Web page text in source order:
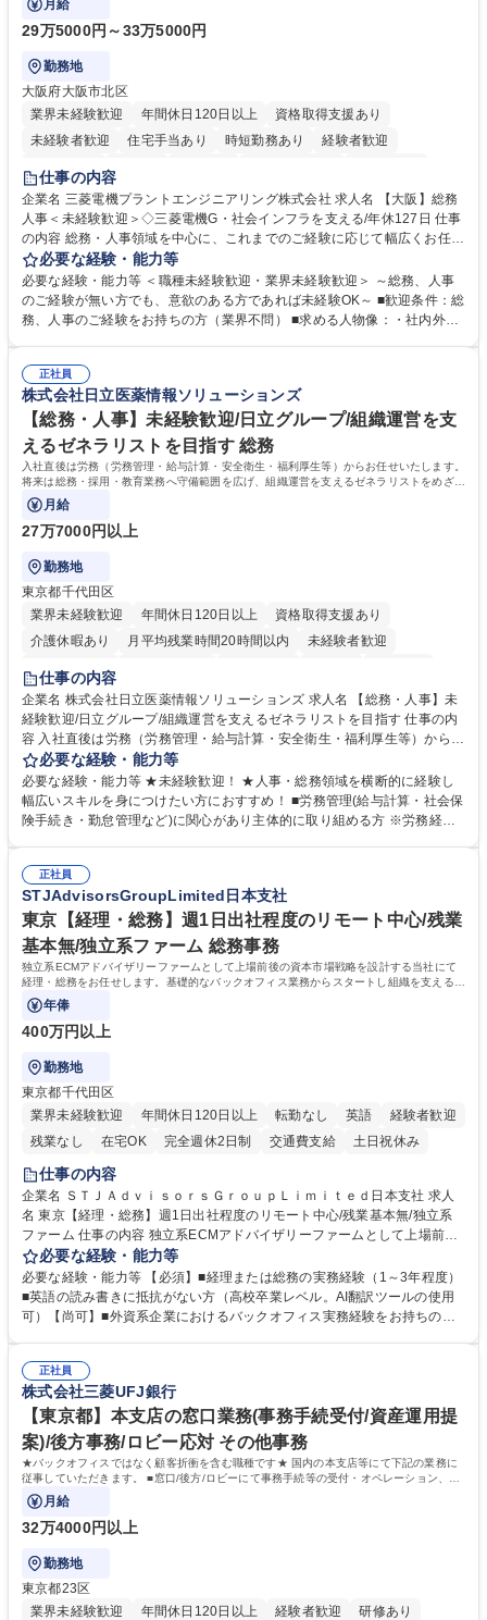
月給
29万5000円～33万5000円
勤務地
大阪府大阪市北区
業界未経験歓迎
年間休日120日以上
資格取得支援あり
未経験者歓迎
住宅手当あり 時短勤務あり
経験者歓迎
退職金あり
駅近5分以内
土日祝休み 服装自由 寮・社宅あり 食事補助あり
仕事の内容
企業名 三菱電機プラントエンジニアリング株式会社 求人名 【大阪】総務
人事＜未経験歓迎＞◇三菱電機G・社会インフラを支える/年休127日 仕事
の内容 総務・人事領域を中心に、これまでのご経験に応じて幅広くお任せ
します。 ＜具体的には＞ ・総務/人事労務（給与・社保・勤怠管理など）
・採用・教育研修 ・福利厚生運用 など ※基本的には事務所勤務ですが、
採用や教育等の業務内容により、関西圏以外への日帰り・宿泊を伴う国内
出張もございます。 ※担当業務を持ちつつ、お互いに助け合いながら、総
必要な経験・能力等
必要な経験・能力等 ＜職種未経験歓迎・業界未経験歓迎＞ ～総務、人事
のご経験が無い方でも、意欲のある方であれば未経験OK～ ■歓迎条件：総
務、人事のご経験をお持ちの方（業界不問） ■求める人物像：・社内外の
正社員
株式会社日立医薬情報ソリューションズ
【総務・人事】未経験歓迎/日立グループ/組織運営を支
えるゼネラリストを目指す 総務
入社直後は労務（労務管理・給与計算・安全衛生・福利厚生等）からお任せいたします。
将来は総務・採用・教育業務へ守備範囲を広げ、組織運営を支えるゼネラリストをめざせ
ます。
月給
27万7000円以上
勤務地
東京都千代田区
業界未経験歓迎
年間休日120日以上
資格取得支援あり
介護休暇あり
月平均残業時間20時間以内
未経験者歓迎
住宅手当あり
育休あり
完全週休2日制 交通費支給 土日祝休み 寮・社宅あり
仕事の内容
企業名 株式会社日立医薬情報ソリューションズ 求人名 【総務・人事】未
経験歓迎/日立グループ/組織運営を支えるゼネラリストを目指す 仕事の内
容 入社直後は労務（労務管理・給与計算・安全衛生・福利厚生等）からお
任せいたします。将来は総務・採用・教育業務へ守備範囲を広げ、組織運
営を支えるゼネラリストをめざせます。 ・初期業務：労働時間管理、給与
計算、社会保険対応、福利厚生管理、安全衛生、健康経営推進等をお任せ
します。ご経験に応じて、休職者管理など、幅広く経験を積んでいただき
幅広く経験を積みたい意欲がある方に最適な環境です。 募集職種 【総
務・人事】未経験歓迎/日立グループ/組織運営を支えるゼネラリストを目
指す
必要な経験・能力等
必要な経験・能力等 ★未経験歓迎！ ★人事・総務領域を横断的に経験し
幅広いスキルを身につけたい方におすすめ！ ■労務管理(給与計算・社会保
険手続き・勤怠管理など)に関心があり主体的に取り組める方 ※労務経験
のご経験 ■労務管理（給与計算・社会保険手続き・勤怠管理など）の経験
■衛生管理者の資格をお持ちの方 学歴・資格 学歴：大学院 大学 高専 短大
専修学校 高校 語学力： 資格：
正社員
STJAdvisorsGroupLimited日本支社
東京【経理・総務】週1日出社程度のリモート中心/残業
基本無/独立系ファーム 総務事務
独立系ECMアドバイザリーファームとして上場前後の資本市場戦略を設計する当社にて
経理・総務をお任せします。基礎的なバックオフィス業務からスタートし組織を支える専
任担当として広く活躍できる環境です。
年俸
400万円以上
勤務地
東京都千代田区
業界未経験歓迎
年間休日120日以上 転勤なし 英語
経験者歓迎
残業なし
在宅OK 完全週休2日制 交通費支給 土日祝休み
仕事の内容
企業名 ＳＴＪＡｄｖｉｓｏｒｓＧｒｏｕｐＬｉｍｉｔｅｄ日本支社 求人
名 東京【経理・総務】週1日出社程度のリモート中心/残業基本無/独立系
ファーム 仕事の内容 独立系ECMアドバイザリーファームとして上場前後
の資本市場戦略を設計する当社にて経理・総務をお任せします。基礎的な
バックオフィス業務からスタートし組織を支える専任担当として広く活躍
できる環境です。 ■日常経理、月次および年次決算サポート業務 ■本国
（グローバル）との英文メール対応（AI翻訳ツール等を使用しての対応で
業務をお任せします。残業も基本的には発生せず、ご自身のペースで業務
を進めやすく定着率の高い環境です。 募集職種 東京【経理・総務】週1日
出社程度のリモート中心/残業基本無/独立系ファーム
必要な経験・能力等
必要な経験・能力等 【必須】■経理または総務の実務経験（1～3年程度）
■英語の読み書きに抵抗がない方（高校卒業レベル。AI翻訳ツールの使用
可）【尚可】■外資系企業におけるバックオフィス実務経験をお持ちの方
【働き方について】現在は週4日程度の在宅勤務を実施しており、ワーク
ライフバランスを重視する方に最適な環境です（フルリモートも面接で相
談可）。【求める人物像】幅広いバックオフィス業務に柔軟に対応でき、
社内外と円滑にコミュニケーションを取りながら業務を推進できる方 学
歴・資格 学歴：大学院 大学 高専 短大 専修学校 高校 語学力： 資格：
正社員
株式会社三菱UFJ銀行
【東京都】本支店の窓口業務(事務手続受付/資産運用提
案)/後方事務/ロビー応対 その他事務
★バックオフィスではなく顧客折衝を含む職種です★ 国内の本支店等にて下記の業務に
従事していただきます。 ■窓口/後方/ロビーにて事務手続等の受付・オペレーション、お
客様対応
月給
32万4000円以上
勤務地
東京都23区
業界未経験歓迎
年間休日120日以上 経験者歓迎
研修あり